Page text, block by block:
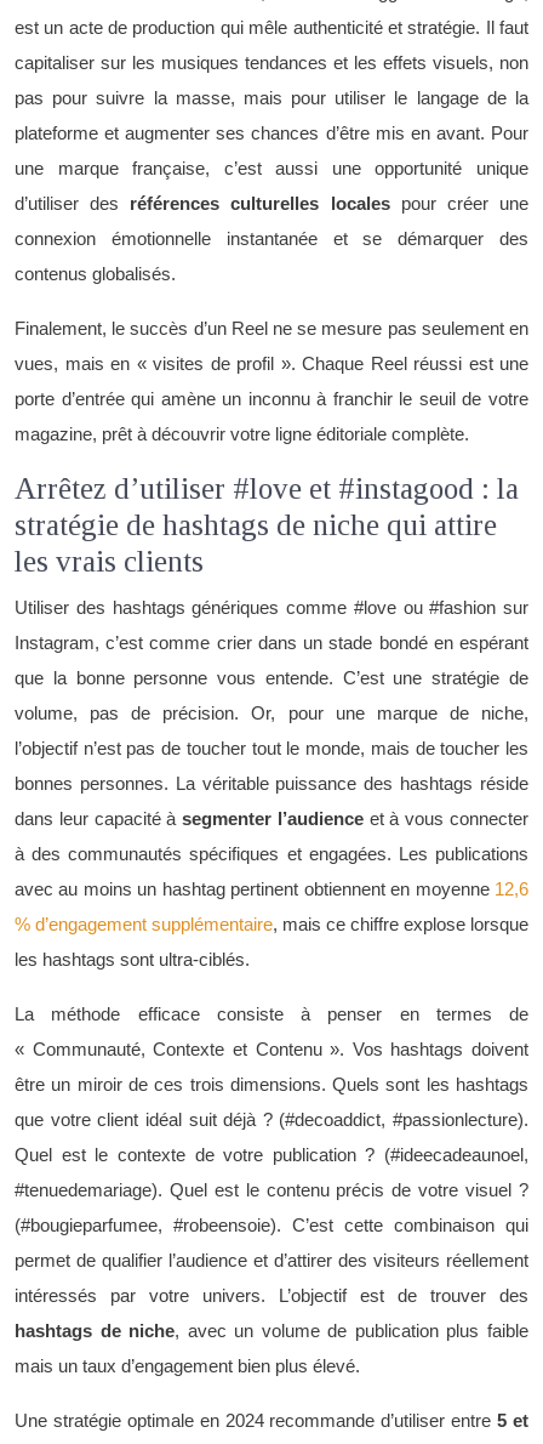
est un acte de production qui mêle authenticité et stratégie. Il faut
capitaliser sur les musiques tendances et les effets visuels, non
pas pour suivre la masse, mais pour utiliser le langage de la
plateforme et augmenter ses chances d’être mis en avant. Pour
une marque française, c’est aussi une opportunité unique
d’utiliser des références culturelles localespour créer une
connexion émotionnelle instantanée et se démarquer des
contenus globalisés.
Finalement, le succès d’un Reel ne se mesure pas seulement en
vues, mais en « visites de profil ». Chaque Reel réussi est une
porte d’entrée qui amène un inconnu à franchir le seuil de votre
magazine, prêt à découvrir votre ligne éditoriale complète.
Arrêtez d’utiliser #love et #instagood : la
stratégie de hashtags de niche qui attire
les vrais clients
Utiliser des hashtags génériques comme #love ou #fashion sur
Instagram, c’est comme crier dans un stade bondé en espérant
que la bonne personne vous entende. C’est une stratégie de
volume, pas de précision. Or, pour une marque de niche,
l’objectif n’est pas de toucher tout le monde, mais de toucher les
bonnes personnes. La véritable puissance des hashtags réside
dans leur capacité àsegmenter l’audienceet à vous connecter
à des communautés spécifiques et engagées. Les publications
avec au moins un hashtag pertinent obtiennent en moyenne 12,6
% d’engagement supplémentaire, mais ce chiffre explose lorsque
les hashtags sont ultra-ciblés.
La méthode efficace consiste à penser en termes de
« Communauté, Contexte et Contenu ». Vos hashtags doivent
être un miroir de ces trois dimensions. Quels sont les hashtags
que votre client idéal suit déjà ? (#decoaddict, #passionlecture).
Quel est le contexte de votre publication ? (#ideecadeaunoel,
#tenuedemariage). Quel est le contenu précis de votre visuel ?
(#bougieparfumee, #robeensoie). C’est cette combinaison qui
permet de qualifier l’audience et d’attirer des visiteurs réellement
intéressés par votre univers. L’objectif est de trouver des
hashtags de niche, avec un volume de publication plus faible
mais un taux d’engagement bien plus élevé.
Une stratégie optimale en 2024 recommande d’utiliser entre5 et